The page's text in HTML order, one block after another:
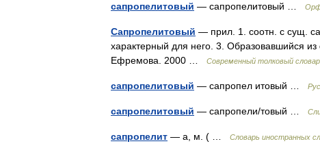
сапропелитовый — сапропелитовый …
Сапропелитовый — прил. 1. соотн. с сущ.
характерный для него. 3. Образовавшийся
Ефремова. 2000 …
Современный толковый
сапропелитовый — сапропел итовый …
сапропелитовый — сапропели/товый …
сапропелит — а, м. ( … Словарь иностранных